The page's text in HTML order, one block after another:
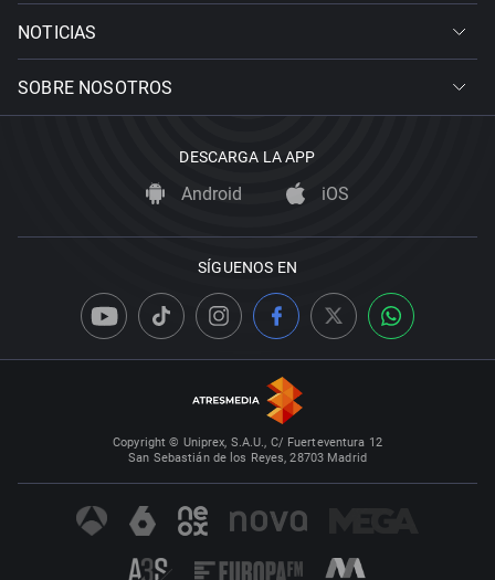
NOTICIAS
SOBRE NOSOTROS
DESCARGA LA APP
Android iOS
SÍGUENOS EN
Copyright © Uniprex, S.A.U., C/ Fuerteventura 12
San Sebastián de los Reyes, 28703 Madrid